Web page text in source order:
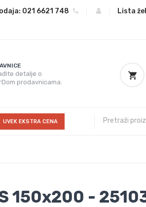
021 6621 748 Lista
detalje o
prodavnicama.
UVEK EKSTRA CENA
150x200 -